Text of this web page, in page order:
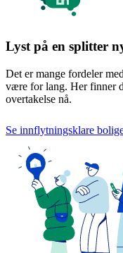
Lyst på en splitter
Det er mange fordeler
være for lang. Her finner
overtakelse nå.
Se innflytningsklare